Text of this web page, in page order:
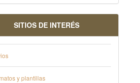
SITIOS DE INTERÉS
y plantillas